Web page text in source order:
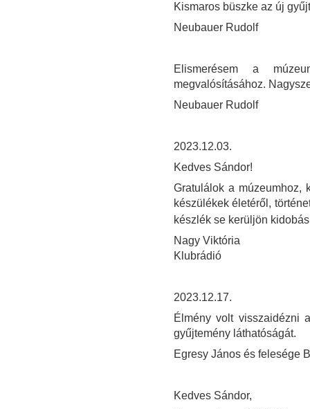
Kismaros büszke az új
Neubauer Rudolf
Elismerésem a
megvalósításához.
Neubauer Rudolf
2023.12.03.
Kedves Sándor!
Gratulálok a múzeumhoz,
készülékek életéről,
készlék se kerüljön
Nagy Viktória
Klubrádió
2023.12.17.
Élmény volt visszaidézni
gyűjtemény láthatóságát.
Egresy János és felesége
Kedves Sándor,